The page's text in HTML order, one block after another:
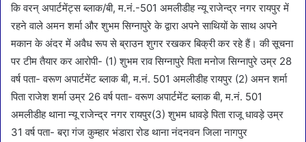
कि वरन् अपार्टमेंट्स ब्लाक/बी, म.नं.-501 अमलीडीह न्यू राजेन्द्र नगर रायपुर में
रहने वाले अमन शर्मा और शुभम सिग्नापुरे के द्वारा अपने साथियों के साथ अपने
मकान के अंदर में अवैध रूप से ब्राउन शुगर रखकर बिक्री कर रहे हैं। की सूचना
पर टीम तैयार कर आरोपी- (1) शुभम राव सिग्नापुरे पिता मनोज सिग्नापुरे उम्र 28
वर्ष पता- वरूण अपार्टमेंट ब्लाक बी, म.नं. 501 अमलीडीह रायपुर (2) अमन शर्मा
पिता राजेश शर्मा उम्र 26 वर्ष पता- वरूण अपार्टमेंट ब्लाक बी, म.नं. 501
अमलीडीह थाना न्यू राजेन्द्र नगर रायपुर(3) शुभम धावड़े पिता राजू धावड़े उम्र
31 वर्ष पता- बरा़ गंज कुम्हार भंडारा रोड थाना नंदनवन जिला नागपुर